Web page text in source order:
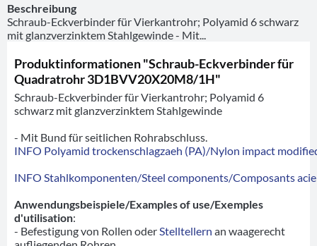
Beschreibung
Schraub-Eckverbinder für Vierkantrohr; Polyamid 6 schwarz
mit glanzverzinktem Stahlgewinde - Mit...
Produktinformationen "Schraub-Eckverbinder für
Quadratrohr 3D1BVV20X20M8/1H"
Schraub-Eckverbinder für Vierkantrohr; Polyamid 6
schwarz mit glanzverzinktem Stahlgewinde
- Mit Bund für seitlichen Rohrabschluss.
INFO Polyamid trockenschlagzaeh (PA)/Nylon impact
INFO Stahlkomponenten/Steel components/Composants
Anwendungsbeispiele/Examples of use/Exemples
d'utilisation:
- Befestigung von Rollen oder Stelltellern an waagerecht